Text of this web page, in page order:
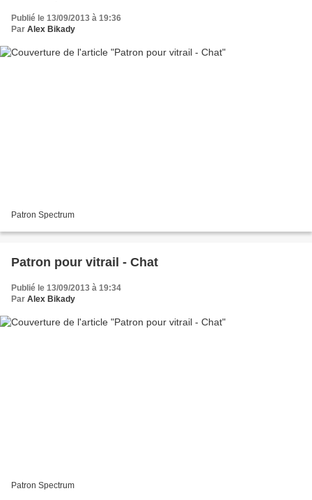
Publié le 13/09/2013 à 19:36
Par Alex Bikady
Patron Spectrum
Patron pour vitrail - Chat
Publié le 13/09/2013 à 19:34
Par Alex Bikady
Patron Spectrum